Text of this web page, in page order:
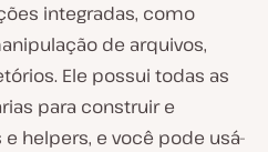
integradas, como
de arquivos,
Ele possui todas as
para construir e
helpers, e você pode usá-